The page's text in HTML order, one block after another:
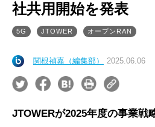
社共用開始を発表
5G JTOWER オープンRAN
関根禎嘉（編集部） 2025.06.06
JTOWERが2025年度の事業戦